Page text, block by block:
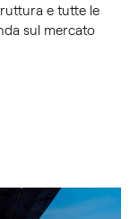
e tutte le
sul mercato